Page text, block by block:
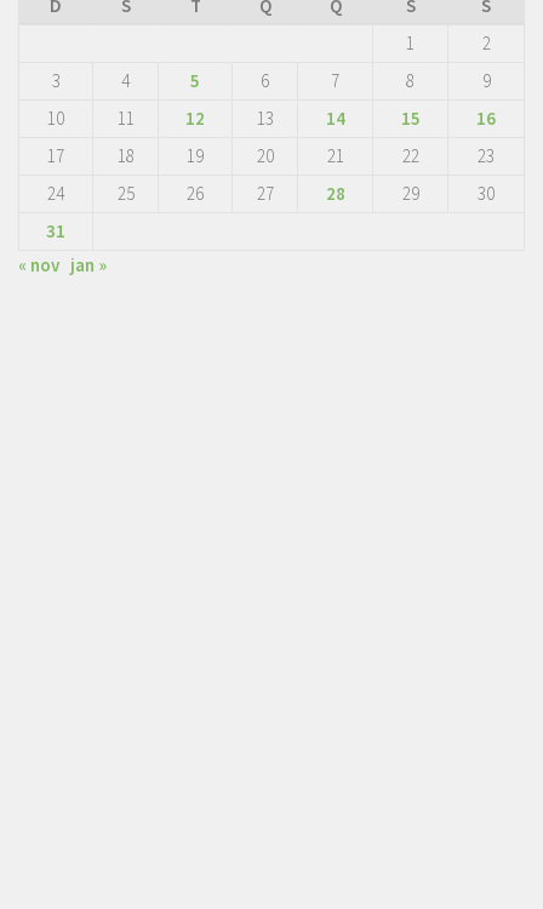
D
S T Q Q S
S
1
2
3
4 5 6 7 8
9
10
11 12 13 14 15
16
17
18 19 20 21 22
23
24
25 26 27 28 29
30
31
« nov jan »